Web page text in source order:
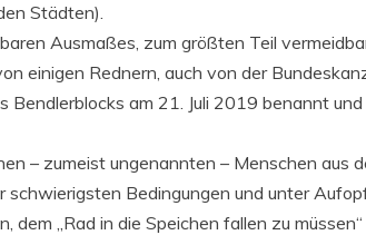
Städten).
Ausmaßes, zum größten Teil
einigen Rednern, auch von der
Bendlerblocks am 21. Juli 2019 benannt
– zumeist ungenannten – Menschen aus
Bedingungen und unter
„Rad in die Speichen fallen zu müssen“